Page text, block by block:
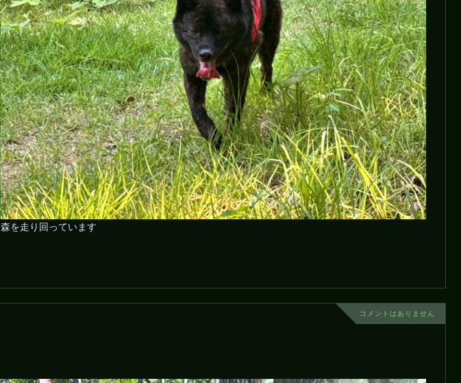
森を走り回っています
コメントはありません